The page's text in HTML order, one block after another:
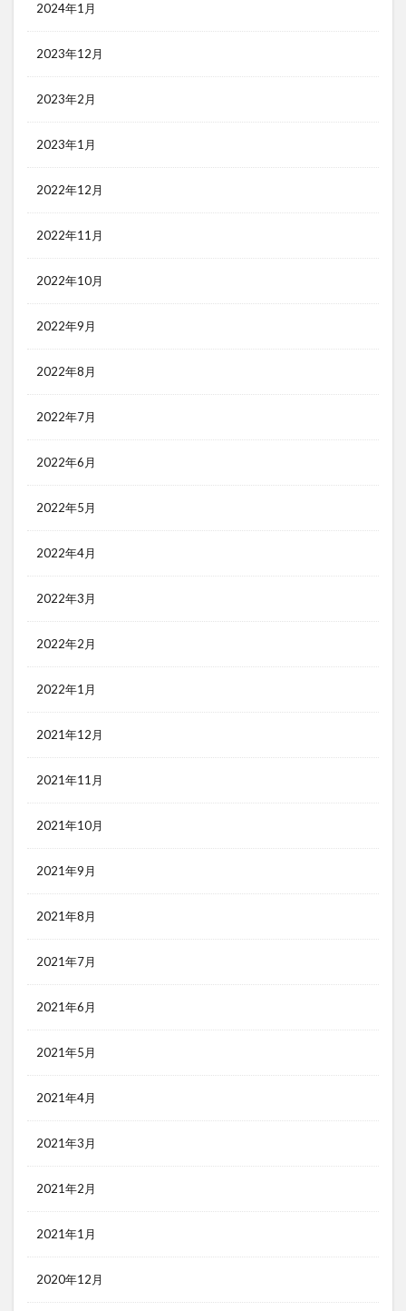
2024年1月
2023年12月
2023年2月
2023年1月
2022年12月
2022年11月
2022年10月
2022年9月
2022年8月
2022年7月
2022年6月
2022年5月
2022年4月
2022年3月
2022年2月
2022年1月
2021年12月
2021年11月
2021年10月
2021年9月
2021年8月
2021年7月
2021年6月
2021年5月
2021年4月
2021年3月
2021年2月
2021年1月
2020年12月